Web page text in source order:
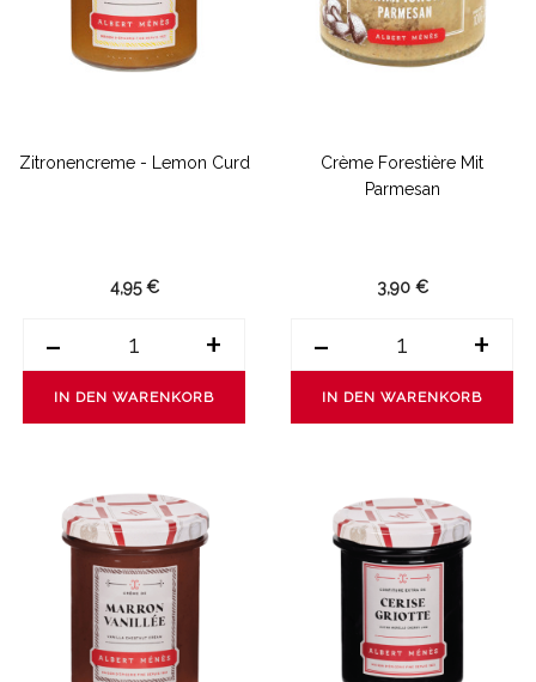
Zitronencreme - Lemon Curd
4,95 €
- +
IN DEN WARENKORB
Crème Forestière Mit
Parmesan
3,90 €
- +
IN DEN WARENKORB